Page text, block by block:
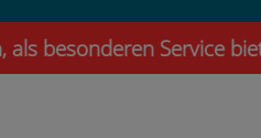
Service